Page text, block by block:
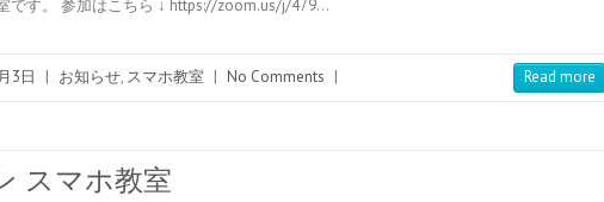
です。 参加はこちら ↓ https://zoom.us/j/479…
3日 | お知らせ, スマホ教室 | No Comments | Read more
スマホ教室